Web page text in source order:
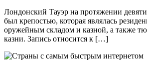
Лондонский Тауэр на протяжении
был крепостью, которая являлась
оружейным складом и казной, а также
казни. Запись относится к […]